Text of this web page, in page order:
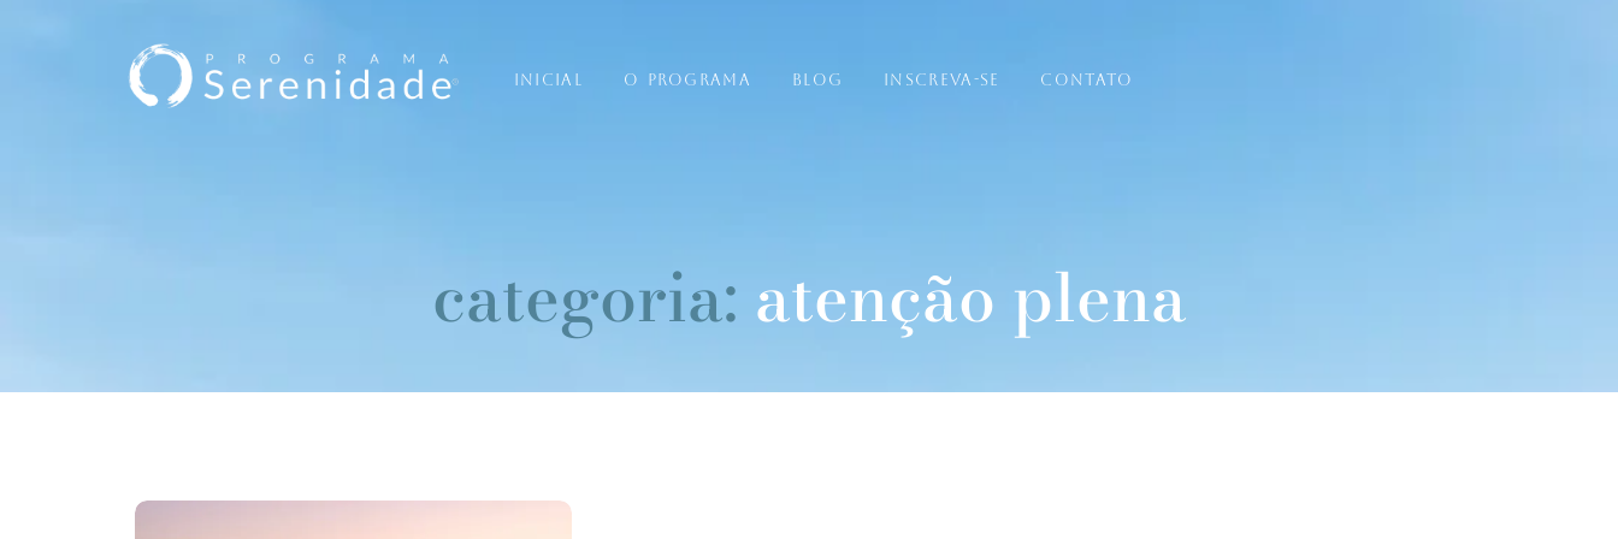
INICIAL O PROGRAMA BLOG INSCREVA-SE CONTATO
categoria: atenção plena